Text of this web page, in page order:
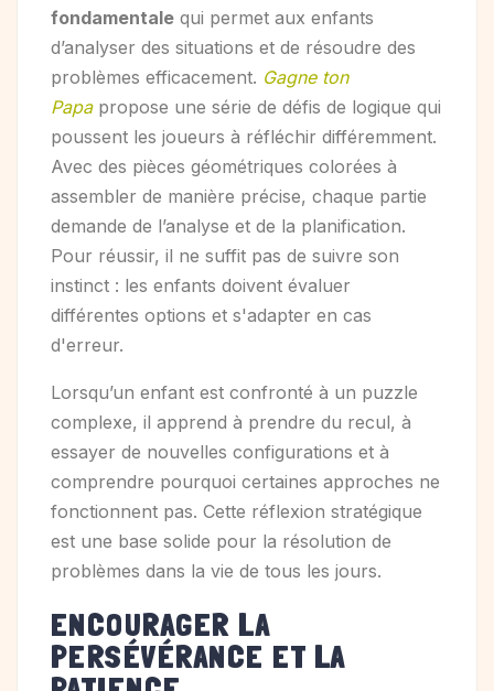
fondamentale qui permet aux enfants
d’analyser des situations et de résoudre des
problèmes efficacement. Gagne ton
Papapropose une série de défis de logique qui
poussent les joueurs à réfléchir différemment.
Avec des pièces géométriques colorées à
assembler de manière précise, chaque partie
demande de l’analyse et de la planification.
Pour réussir, il ne suffit pas de suivre son
instinct : les enfants doivent évaluer
différentes options et s'adapter en cas
d'erreur.
Lorsqu’un enfant est confronté à un puzzle
complexe, il apprend à prendre du recul, à
essayer de nouvelles configurations et à
comprendre pourquoi certaines approches ne
fonctionnent pas. Cette réflexion stratégique
est une base solide pour la résolution de
problèmes dans la vie de tous les jours.
ENCOURAGER LA
PERSÉVÉRANCE ET LA